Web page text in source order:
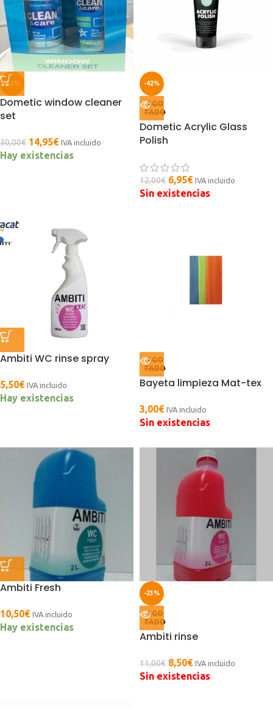
-50%
Dometic window cleaner
set
30,00€ 14,95€ IVA incluido
Hay existencias
-42%
AGO
TADO
Dometic Acrylic Glass
Polish
12,00€ 6,95€ IVA incluido
Sin existencias
Ambiti WC rinse spray
5,50€ IVA incluido
Hay existencias
AGO
TADO
Bayeta limpieza Mat-tex
3,00€ IVA incluido
Sin existencias
Ambiti Fresh
10,50€ IVA incluido
Hay existencias
-23%
AGO
TADO
Ambiti rinse
11,00€ 8,50€ IVA incluido
Sin existencias